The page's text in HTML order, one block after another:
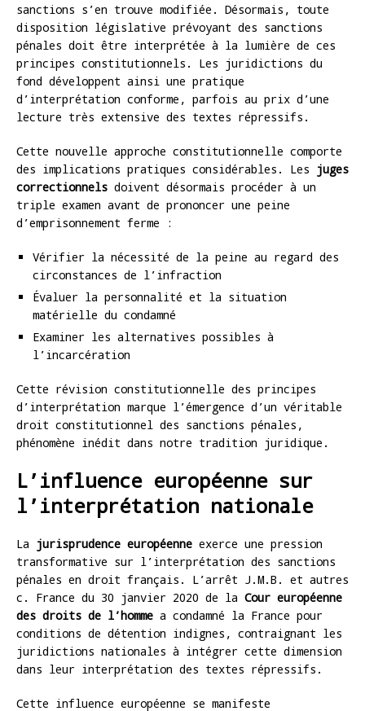
sanctions s’en trouve modifiée. Désormais, toute
disposition législative prévoyant des sanctions
pénales doit être interprétée à la lumière de ces
principes constitutionnels. Les juridictions du
fond développent ainsi une pratique
d’interprétation conforme, parfois au prix d’une
lecture très extensive des textes répressifs.
Cette nouvelle approche constitutionnelle comporte
des implications pratiques considérables. Les juges
correctionnels doivent désormais procéder à un
triple examen avant de prononcer une peine
d’emprisonnement ferme :
Vérifier la nécessité de la peine au regard des
circonstances de l’infraction
Évaluer la personnalité et la situation
matérielle du condamné
Examiner les alternatives possibles à
l’incarcération
Cette révision constitutionnelle des principes
d’interprétation marque l’émergence d’un véritable
droit constitutionnel des sanctions pénales,
phénomène inédit dans notre tradition juridique.
L’influence européenne sur
l’interprétation nationale
La jurisprudence européenne exerce une pression
transformative sur l’interprétation des sanctions
pénales en droit français. L’arrêt J.M.B. et autres
c. France du 30 janvier 2020 de la Cour européenne
des droits de l’homme a condamné la France pour
conditions de détention indignes, contraignant les
juridictions nationales à intégrer cette dimension
dans leur interprétation des textes répressifs.
Cette influence européenne se manifeste